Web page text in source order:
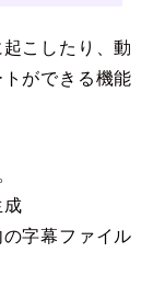
こしたり、動
ができる機能
成
字幕ファイル